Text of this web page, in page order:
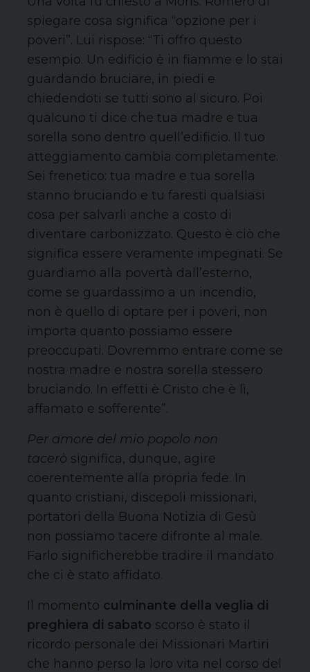
spiegare cosa significa “opzione per i
poveri”. Lui rispose: “Ti offro questo
esempio. Un edificio è in fiamme e lo stai
guardando bruciare, in piedi e
chiedendoti se tutti sono al sicuro. Poi
qualcuno ti dice che tua madre e tua
sorella sono dentro quell’edificio. Il tuo
atteggiamento cambia completamente.
Sei frenetico: tua madre e tua sorella
stanno bruciando e tu faresti qualsiasi
cosa per salvarli anche a costo di
diventare carbonizzato. Questo è ciò che
significa essere veramente impegnati. Se
guardiamo alla povertà dall’esterno,
come se guardassimo a un incendio,
non è quello di optare per i poveri, non
importa quanto possiamo essere
preoccupati. Dovremmo entrare come se
nostra madre e nostra sorella stessero
bruciando. In effetti è Cristo che è lì,
affamato e sofferente”.
Per amore del mio popolo non
tacerò significa, dunque, agire
coerentemente alla propria fede. In
quanto cristiani, discepoli missionari,
portatori della Buona Notizia di Gesù
non possiamo tacere difronte al male.
Farlo significherebbe tradire il mandato
che ci è stato affidato.
Il momento culminante della veglia di
preghiera di sabato scorso è stato il
ricordo personale dei Missionari Martiri
che hanno perso la loro vita nel corso del